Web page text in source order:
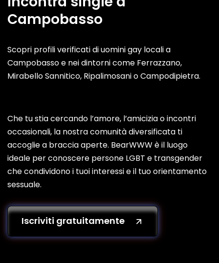
Campobasso
Scopri profili verificati di uomini gay locali a
Campobasso e nei dintorni come Ferrazzano,
Mirabello Sannitico, Ripalimosani o Campodipietra.
Che tu stia cercando l’amore, l’amicizia o incontri
occasionali, la nostra comunità diversificata ti
accoglie a braccia aperte. BearWWW è il luogo
ideale per conoscere persone LGBT e transgender
che condividono i tuoi interessi e il tuo orientamento
sessuale.
Iscriviti gratuitamente